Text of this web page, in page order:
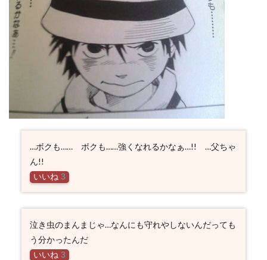
…ボクも…… ボクも……強くなれるかなぁ…!! …父ちゃ
ん!!
いいね 3
泣き虫のまんまじゃ…なんにも守れやしないんだっても
う分かったんだ
いいね 3